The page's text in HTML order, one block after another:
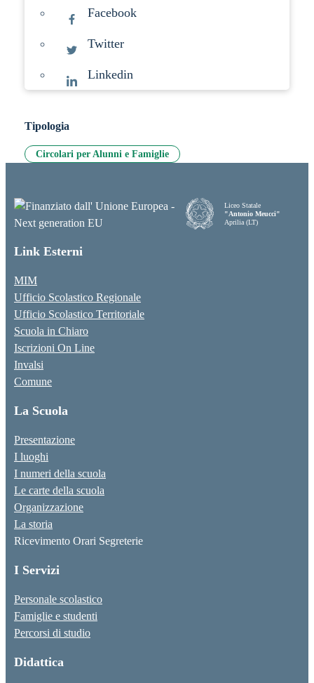
Facebook
Twitter
Linkedin
Tipologia
Circolari per Alunni e Famiglie
Liceo Statale
"Antonio Meucci"
Aprilia (LT)
Link Esterni
MIM
Ufficio Scolastico Regionale
Ufficio Scolastico Territoriale
Scuola in Chiaro
Iscrizioni On Line
Invalsi
Comune
La Scuola
Presentazione
I luoghi
I numeri della scuola
Le carte della scuola
Organizzazione
La storia
Ricevimento Orari Segreterie
I Servizi
Personale scolastico
Famiglie e studenti
Percorsi di studio
Didattica